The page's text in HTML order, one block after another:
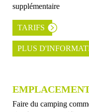
supplémentaire
TARIFS
PLUS
Faire du camping